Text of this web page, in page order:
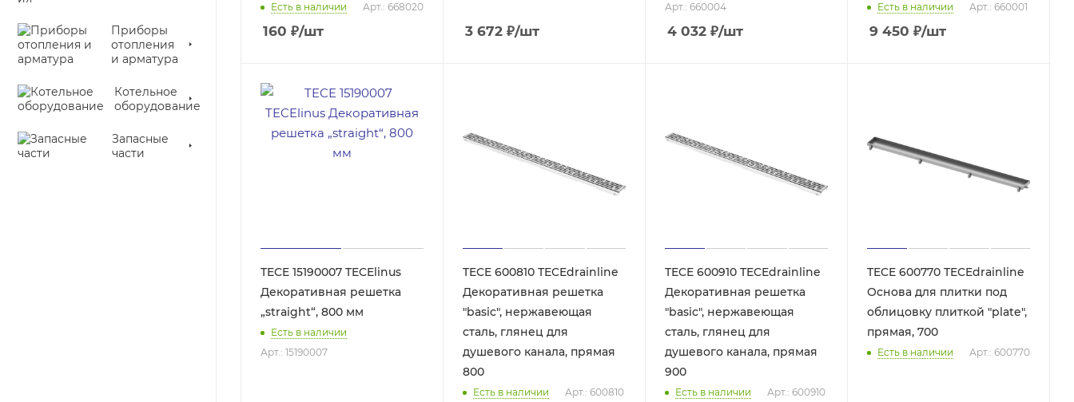
Приборы
отопления
и арматура
Котельное
оборудование
Запасные
части
Есть в наличии Арт.: 668020
160 ₽/шт 3 672 ₽/шт
Арт.: 660004
4 032 ₽/шт
Есть в наличии Арт.: 660001
9 450 ₽/шт
TECE 15190007 TECElinus
Декоративная решетка
„straight“, 800 мм
Есть в наличии
Арт.: 15190007
TECE 600810 TECEdrainline
Декоративная решетка
"basic", нержавеющая
сталь, глянец для
душевого канала, прямая
800
Есть в наличии Арт.: 600810
TECE 600910 TECEdrainline
Декоративная решетка
"basic", нержавеющая
сталь, глянец для
душевого канала, прямая
900
Есть в наличии Арт.: 600910
TECE 600770 TECEdrainline
Основа для плитки под
облицовку плиткой "plate",
прямая, 700
Есть в наличии Арт.: 600770